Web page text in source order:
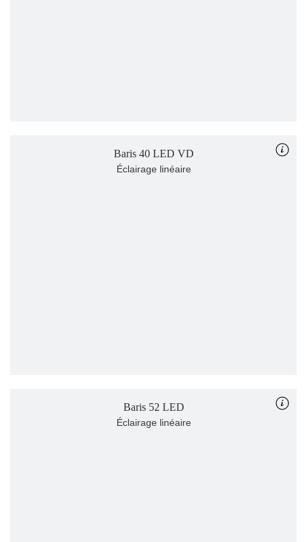
Baris 40 LED VD
Éclairage linéaire
Baris 52 LED
Éclairage linéaire